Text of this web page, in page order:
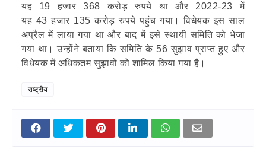
यह 19 हजार 368 करोड़ रुपये था और 2022-23 में
यह 43 हजार 135 करोड़ रुपये पहुंच गया। विधेयक इस साल
अप्रैल में लाया गया था और बाद में इसे स्थायी समिति को भेजा
गया था। उन्‍होंने बताया कि समिति के 56 सुझाव प्राप्त हुए और
विधेयक में अधिकतम सुझावों को शामिल किया गया है।
राष्ट्रीय